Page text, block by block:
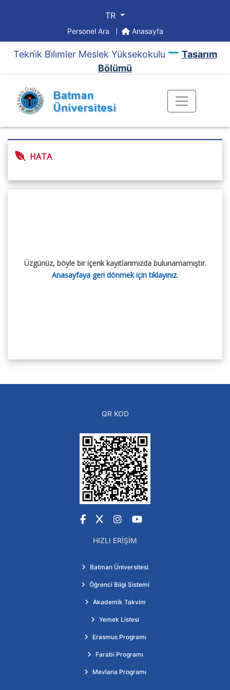
TR
Personel Ara Anasayfa
Tekni̇k Bi̇li̇mler Meslek Yüksekokulu
Tasarım
Bölümü
HATA
Üzgünüz, böyle bir içerik kayıtlarımızda bulunamamıştır.
Anasayfaya geri dönmek için tıklayınız.
QR KOD
Facebook
X Instagram
YouTube
HIZLI ERIŞIM
Batman Üniversitesi
Öğrenci Bilgi Sistemi
Akademik Takvim
Yemek Listesi
Erasmus Programı
Farabi Programı
Mevlana Programı